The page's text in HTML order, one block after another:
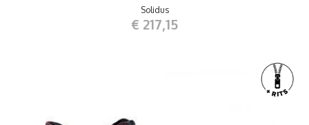
Solidus
€ 217,15